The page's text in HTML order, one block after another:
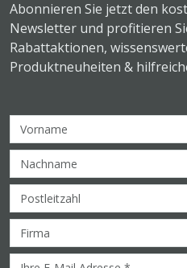
Abonnieren Sie jetzt den
Newsletter und profitieren
Rabattaktionen,
Produktneuheiten &